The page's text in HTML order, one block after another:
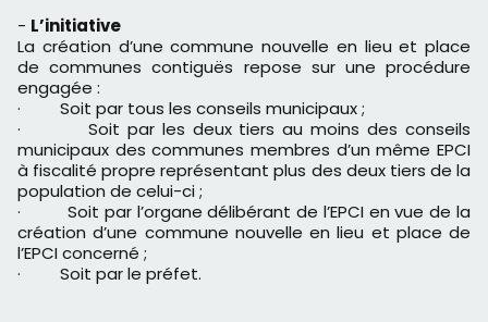
- L’initiative
La création d’une commune nouvelle en lieu et place
de communes contiguës repose sur une procédure
engagée :
· Soit par tous les conseils municipaux ;
· Soit par les deux tiers au moins des conseils
municipaux des communes membres d’un même EPCI
à fiscalité propre représentant plus des deux tiers de la
population de celui-ci ;
· Soit par l’organe délibérant de l’EPCI en vue de la
création d’une commune nouvelle en lieu et place de
l’EPCI concerné ;
· Soit par le préfet.